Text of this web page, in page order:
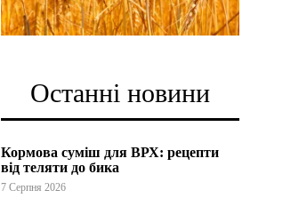
Останні новини
Кормова суміш для ВРХ: рецепти
від теляти до бика
7 Серпня 2026